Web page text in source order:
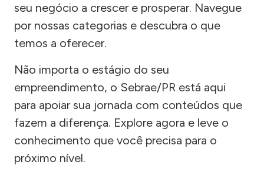
seu negócio a crescer e prosperar. Navegue
por nossas categorias e descubra o que
temos a oferecer.
Não importa o estágio do seu
empreendimento, o Sebrae/PR está aqui
para apoiar sua jornada com conteúdos que
fazem a diferença. Explore agora e leve o
conhecimento que você precisa para o
próximo nível.